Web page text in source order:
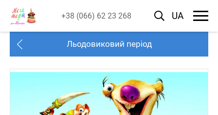
+38 (066) 62 23 268 UA
Льодовиковий період